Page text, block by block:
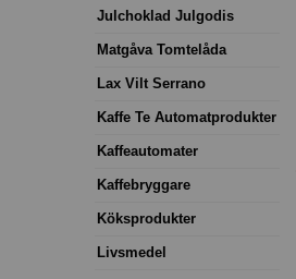
Julchoklad Julgodis
Matgåva Tomtelåda
Lax Vilt Serrano
Kaffe Te Automatprodukter
Kaffeautomater
Kaffebryggare
Köksprodukter
Livsmedel